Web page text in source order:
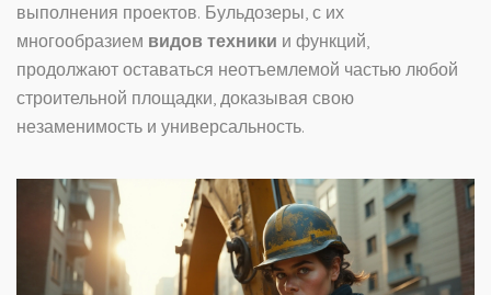
выполнения проектов. Бульдозеры, с их
многообразием видов техники и функций,
продолжают оставаться неотъемлемой частью любой
строительной площадки, доказывая свою
незаменимость и универсальность.